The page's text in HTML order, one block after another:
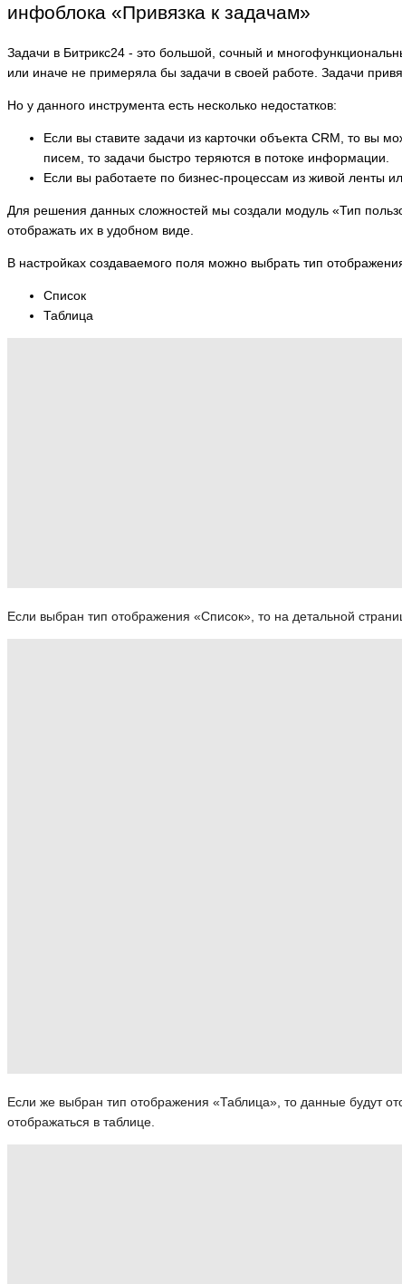
инфоблока «Привязка к задачам»
Задачи в Битрикс24 - это большой, сочный и
или иначе не примеряла бы задачи в своей работе. Задачи
Но у данного инструмента есть несколько недостатков:
Если вы ставите задачи из карточки объекта CRM, то вы
писем, то задачи быстро теряются в потоке информации.
Если вы работаете по бизнес-процессам из живой ленты
Для решения данных сложностей мы создали модуль «Тип
отображать их в удобном виде.
В настройках создаваемого поля можно выбрать тип
Список
Таблица
Если выбран тип отображения «Список», то на детальной
Если же выбран тип отображения «Таблица», то данные будут
отображаться в таблице.